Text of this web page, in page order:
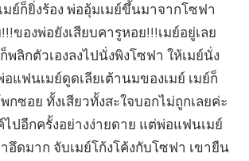
มย์ก็ยิ่งร้อง พ่ออุ้มเมย์ขึ้นมาจากโซฟา
ของพ่อยังเสียบคารูหอย!!!เมย์อยู่เลย
ลิกตัวเองลงไปนั่งพิงโซฟา ให้เมย์นั่ง
แฟนเมย์ดูดเลียเต้านมของเมย์ เมย์ก็
ซอย ทั้งเสียวทั้งสะใจบอกไม่ถูกเลยค่ะ
ปอีกครั้งอย่างง่ายดาย แต่พ่อแฟนเมย์
าอึดมาก จับเมย์โก้งโค้งกับโซฟา เขายืน